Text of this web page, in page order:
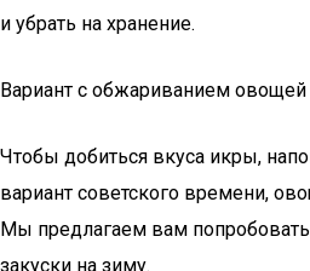
и убрать на хранение.
Вариант с обжариванием овощей
Чтобы добиться вкуса икры,
вариант советского времени,
Мы предлагаем вам
закуски на зиму.